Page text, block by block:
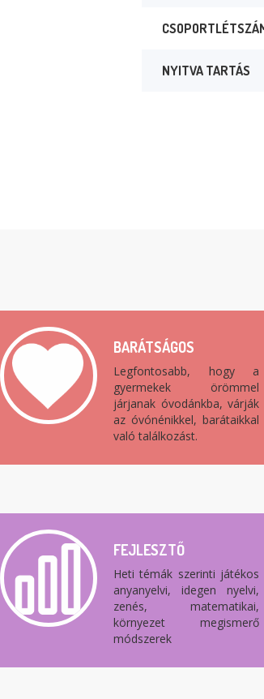
NYITVA TARTÁS
BARÁTSÁGOS
Legfontosabb, hogy a
gyermekek örömmel
járjanak óvodánkba, várják
az óvónénikkel, barátaikkal
való találkozást.
FEJLESZTŐ
Heti témák szerinti játékos
anyanyelvi, idegen nyelvi,
zenés, matematikai,
környezet megismerő
módszerek